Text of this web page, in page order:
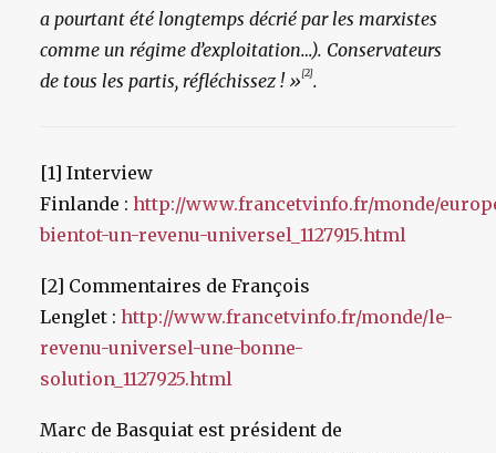
a pourtant été longtemps décrié par les marxistes
comme un régime d’exploitation…). Conservateurs
de tous les partis, réfléchissez ! »[2].
[1] Interview
Finlande : http://www.francetvinfo.fr/monde/
bientot-un-revenu-universel_1127915.html
[2] Commentaires de François
Lenglet : http://www.francetvinfo.fr/monde/le-
revenu-universel-une-bonne-
solution_1127925.html
Marc de Basquiat est président de